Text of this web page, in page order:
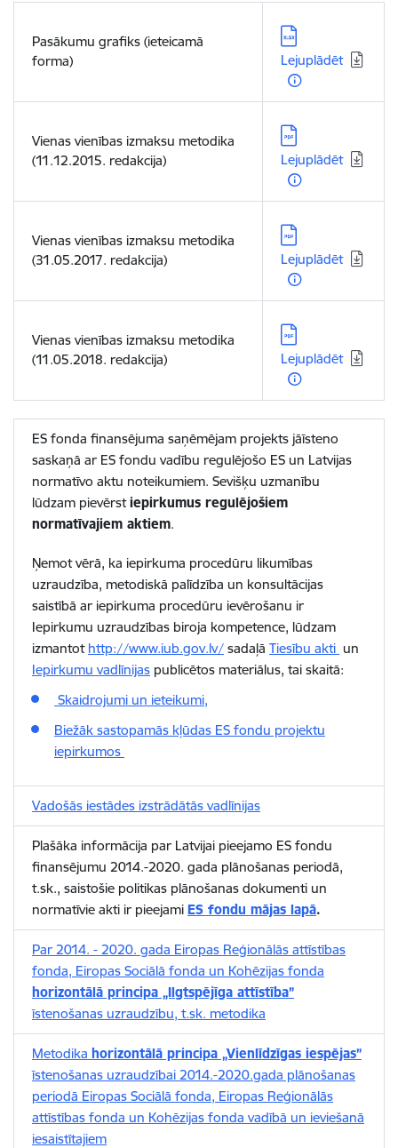
Pasākumu grafiks (ieteicamā
forma)
Lejupielādēt:
Lejuplādēt
Vienas vienības izmaksu metodika
(11.12.2015. redakcija)
Lejupielādēt:
Lejuplādēt
Vienas vienības izmaksu metodika
(31.05.2017. redakcija)
Lejupielādēt:
Lejuplādēt
Vienas vienības izmaksu metodika
(11.05.2018. redakcija)
Lejupielādēt:
Lejuplādēt
ES fonda finansējuma saņēmējam projekts jāīsteno
saskaņā ar ES fondu vadību regulējošo ES un Latvijas
normatīvo aktu noteikumiem. Sevišķu uzmanību
lūdzam pievērstiepirkumus regulējošiem
normatīvajiem aktiem.
Ņemot vērā, ka iepirkuma procedūru likumības
uzraudzība, metodiskā palīdzība un konsultācijas
saistībā ar iepirkuma procedūru ievērošanu ir
Iepirkumu uzraudzības biroja kompetence, lūdzam
izmantot http://www.iub.gov.lv/ sadaļā Tiesību akti un
Iepirkumu vadlīnijas publicētos materiālus, tai skaitā:
Skaidrojumi un ieteikumi,
Biežāk sastopamās kļūdas ES fondu projektu
iepirkumos
Vadošās iestādes izstrādātās vadlīnijas
Plašāka informācija par Latvijai pieejamo ES fondu
finansējumu 2014.-2020. gada plānošanas periodā,
t.sk., saistošie politikas plānošanas dokumenti un
normatīvie akti ir pieejami ES fondu mājas lapā.
Par 2014. - 2020. gada Eiropas Reģionālās attīstības
fonda, Eiropas Sociālā fonda un Kohēzijas fonda
horizontālā principa „Ilgtspējīga attīstība”
īstenošanas uzraudzību, t.sk. metodika
Metodika horizontālā principa „Vienlīdzīgas iespējas”
īstenošanas uzraudzībai 2014.-2020.gada plānošanas
periodā Eiropas Sociālā fonda, Eiropas Reģionālās
attīstības fonda un Kohēzijas fonda vadībā un ieviešanā
iesaistītajiem